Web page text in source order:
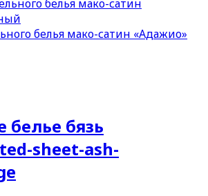
белья мако-сатин «Адажио»
белье бязь